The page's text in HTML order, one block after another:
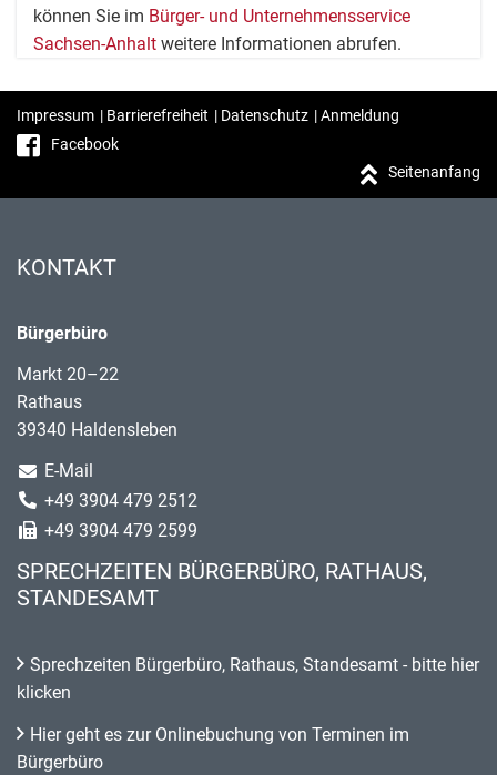
können Sie im Bürger- und Unternehmensservice
Sachsen-Anhalt weitere Informationen abrufen.
Impressum | Barrierefreiheit | Datenschutz |Anmeldung
Facebook
Seitenanfang
KONTAKT
Bürgerbüro
Markt 20–22
Rathaus
39340 Haldensleben
E-Mail
+49 3904 479 2512
+49 3904 479 2599
SPRECHZEITEN BÜRGERBÜRO, RATHAUS,
STANDESAMT
Sprechzeiten Bürgerbüro, Rathaus, Standesamt - bitte hier
klicken
Hier geht es zur Onlinebuchung von Terminen im
Bürgerbüro